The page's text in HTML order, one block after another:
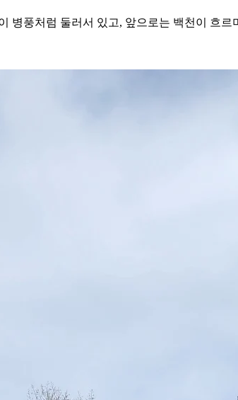
병풍처럼 둘러서 있고, 앞으로는 백천이 흐